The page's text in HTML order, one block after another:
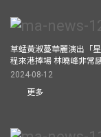
草蜢黃淑蔓華麗演出「
程來港捧場 林曉峰非常
2024-08-12
更多